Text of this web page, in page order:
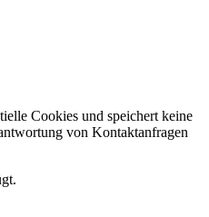
Cookies und speichert keine
von Kontaktanfragen